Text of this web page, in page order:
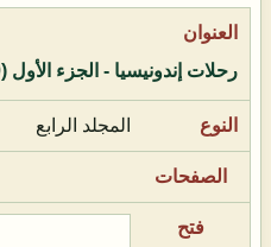
رحلات إندونيسيا - الجزء الأول (1400هـ - 1980م)
المجلد الرابع